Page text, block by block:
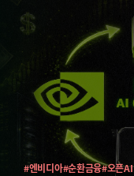
#엔비디아#순환금융#오픈AI